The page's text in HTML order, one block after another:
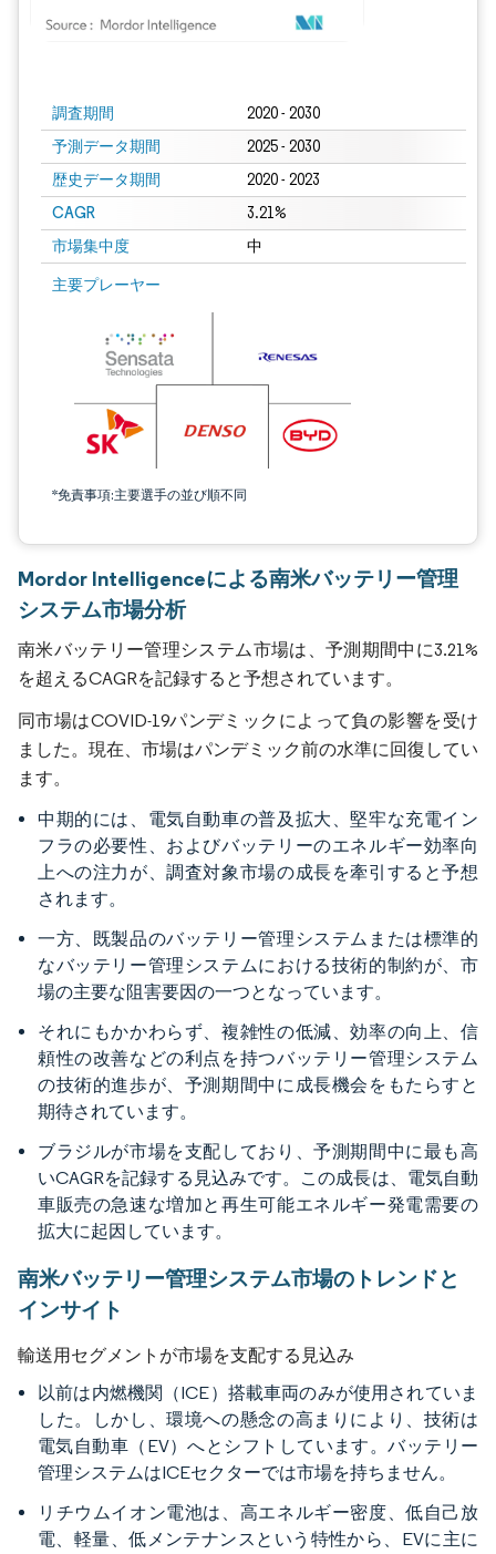
調査期間 2020 - 2030
予測データ期間 2025 - 2030
歴史データ期間 2020 - 2023
CAGR 3.21%
市場集中度 中
主要プレーヤー
*免責事項:主要選手の並び順不同
Mordor Intelligenceによる南米バッテリー管理
システム市場分析
南米バッテリー管理システム市場は、予測期間中に3.21%
を超えるCAGRを記録すると予想されています。
同市場はCOVID-19パンデミックによって負の影響を受け
ました。現在、市場はパンデミック前の水準に回復してい
ます。
中期的には、電気自動車の普及拡大、堅牢な充電イン
フラの必要性、およびバッテリーのエネルギー効率向
上への注力が、調査対象市場の成長を牽引すると予想
されます。
一方、既製品のバッテリー管理システムまたは標準的
なバッテリー管理システムにおける技術的制約が、市
場の主要な阻害要因の一つとなっています。
それにもかかわらず、複雑性の低減、効率の向上、信
頼性の改善などの利点を持つバッテリー管理システム
の技術的進歩が、予測期間中に成長機会をもたらすと
期待されています。
ブラジルが市場を支配しており、予測期間中に最も高
いCAGRを記録する見込みです。この成長は、電気自動
車販売の急速な増加と再生可能エネルギー発電需要の
拡大に起因しています。
南米バッテリー管理システム市場のトレンドと
インサイト
輸送用セグメントが市場を支配する見込み
以前は内燃機関（ICE）搭載車両のみが使用されていま
した。しかし、環境への懸念の高まりにより、技術は
電気自動車（EV）へとシフトしています。バッテリー
管理システムはICEセクターでは市場を持ちません。
リチウムイオン電池は、高エネルギー密度、低自己放
電、軽量、低メンテナンスという特性から、EVに主に